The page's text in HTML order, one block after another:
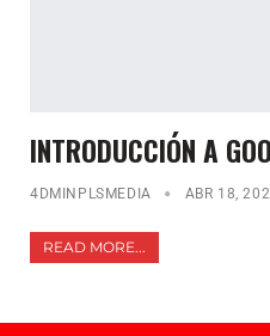
INTRODUCCIÓN A
4DMINPLSMEDIA ABR 18,
READ MORE...